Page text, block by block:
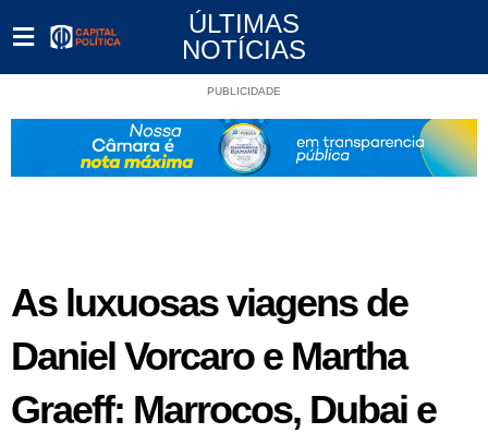
ÚLTIMAS
NOTÍCIAS
PUBLICIDADE
As luxuosas viagens de
Daniel Vorcaro e Martha
Graeff: Marrocos, Dubai e